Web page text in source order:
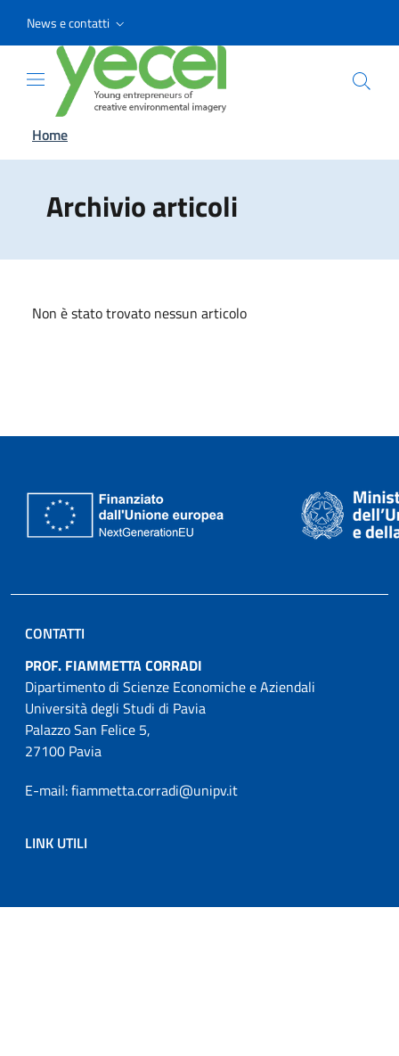
News e contatti
Home
Archivio articoli
Non è stato trovato nessun articolo
CONTATTI
PROF. FIAMMETTA CORRADI
Dipartimento di Scienze Economiche e Aziendali
Università degli Studi di Pavia
Palazzo San Felice 5,
27100 Pavia
E-mail: fiammetta.corradi@unipv.it
LINK UTILI
Sezione Link Utili